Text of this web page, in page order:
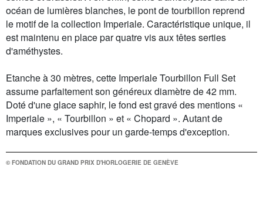
océan de lumières blanches, le pont de tourbillon reprend
le motif de la collection Imperiale. Caractéristique unique, il
est maintenu en place par quatre vis aux têtes serties
d'améthystes.
Etanche à 30 mètres, cette Imperiale Tourbillon Full Set
assume parfaitement son généreux diamètre de 42 mm.
Doté d'une glace saphir, le fond est gravé des mentions «
Imperiale », « Tourbillon » et « Chopard ». Autant de
marques exclusives pour un garde-temps d'exception.
© FONDATION DU GRAND PRIX D'HORLOGERIE DE GENÈVE